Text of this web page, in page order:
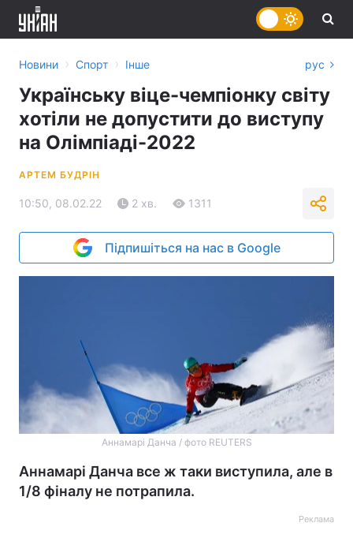
Новини › Спорт › Інше рус
Українську віце-чемпіонку світу
хотіли не допустити до виступу
на Олімпіаді-2022
АРТЕМ БУДРІН
10:50, 08.02.22 2 хв. 1311
Підпишіться на нас в Google
Аннамарі Данча / фото REUTERS
Аннамарі Данча все ж таки виступила, але в
1/8 фіналу не потрапила.
Реклама